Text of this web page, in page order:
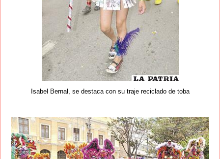
Isabel Bernal, se destaca con su traje reciclado de toba